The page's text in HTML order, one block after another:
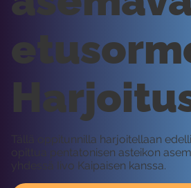
Tällä oppitunnilla harjoitellaan
opittua pentatonisen asteikon
yhdessä Iivo Kaipaisen kanssa.